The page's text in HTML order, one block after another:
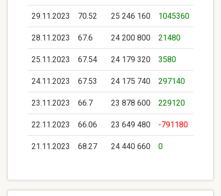
29.11.2023 70.52 25 246 160 1045360
28.11.2023 67.6 24 200 800 21480
25.11.2023 67.54 24 179 320 3580
24.11.2023 67.53 24 175 740 297140
23.11.2023 66.7 23 878 600 229120
22.11.2023 66.06 23 649 480 -791180
21.11.2023 68.27 24 440 660 0